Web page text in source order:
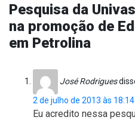
Pesquisa da
na promoção de
em Petrolina
José Rodrigues
2 de julho de 2013 às 18:14
Eu acredito nessa